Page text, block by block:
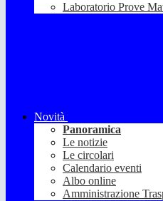
Laboratorio Prove
Novità
Panoramica
Le notizie
Le circolari
Calendario eventi
Albo online
Amministrazione